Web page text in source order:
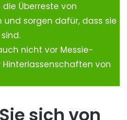
Überreste von
und sorgen dafür, dass sie
nicht vor Messie-
von
sich von